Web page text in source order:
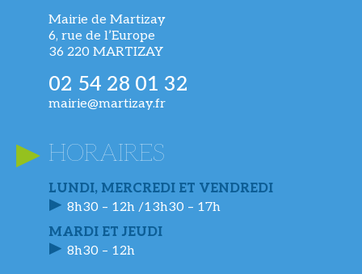
Mairie de Martizay
6, rue de l’Europe
36 220 MARTIZAY
02 54 28 01 32
mairie@martizay.fr
HORAIRES
LUNDI, MERCREDI ET VENDREDI
8h30 – 12h /13h30 – 17h
MARDI ET JEUDI
8h30 – 12h